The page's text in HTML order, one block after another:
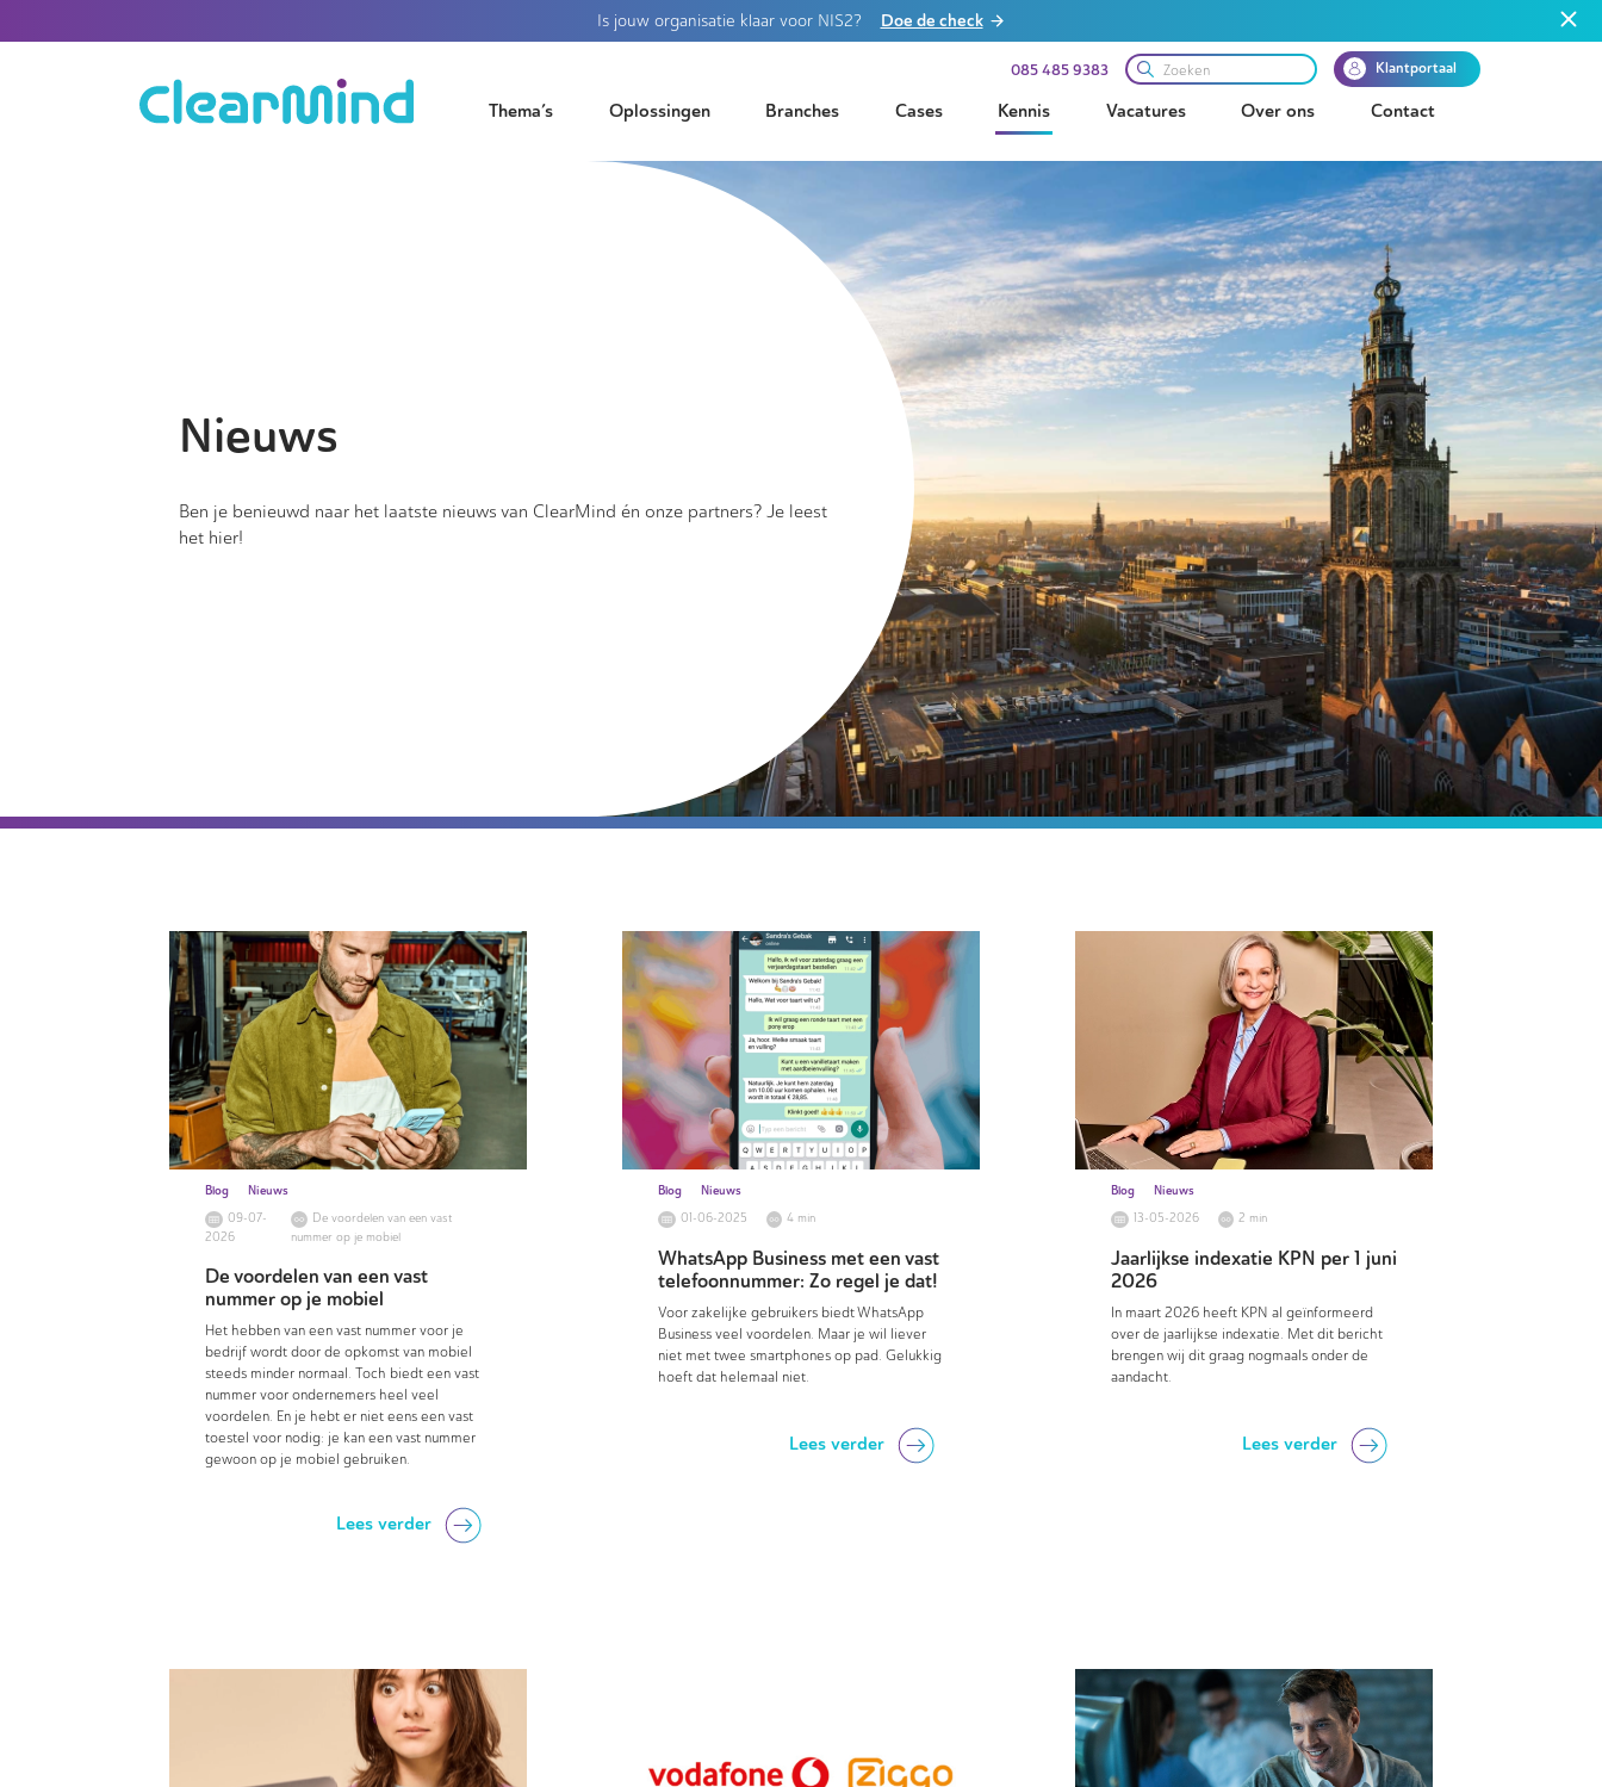
Is jouw organisatie klaar voor NIS2? Doe de check
085 485 9383 Klantportaal
Thema’s Oplossingen Branches Cases Kennis Vacatures Over ons Contact
Nieuws
Ben je benieuwd naar het laatste nieuws van ClearMind én onze partners? Je leest
het hier!
Blog
Nieuws
09-07-
2026
De voordelen van een vast
nummer op je mobiel
De voordelen van een vast
nummer op je mobiel
Het hebben van een vast nummer voor je
bedrijf wordt door de opkomst van mobiel
steeds minder normaal. Toch biedt een vast
nummer voor ondernemers heel veel
voordelen. En je hebt er niet eens een vast
toestel voor nodig: je kan een vast nummer
gewoon op je mobiel gebruiken.
Lees verder
Blog
Nieuws
01-06-2025
4 min
WhatsApp Business met een vast
telefoonnummer: Zo regel je dat!
Voor zakelijke gebruikers biedt WhatsApp
Business veel voordelen. Maar je wil liever
niet met twee smartphones op pad. Gelukkig
hoeft dat helemaal niet.
Lees verder
Blog
Nieuws
13-05-2026
2 min
Jaarlijkse indexatie KPN per 1 juni
2026
In maart 2026 heeft KPN al geïnformeerd
over de jaarlijkse indexatie. Met dit bericht
brengen wij dit graag nogmaals onder de
aandacht.
Lees verder